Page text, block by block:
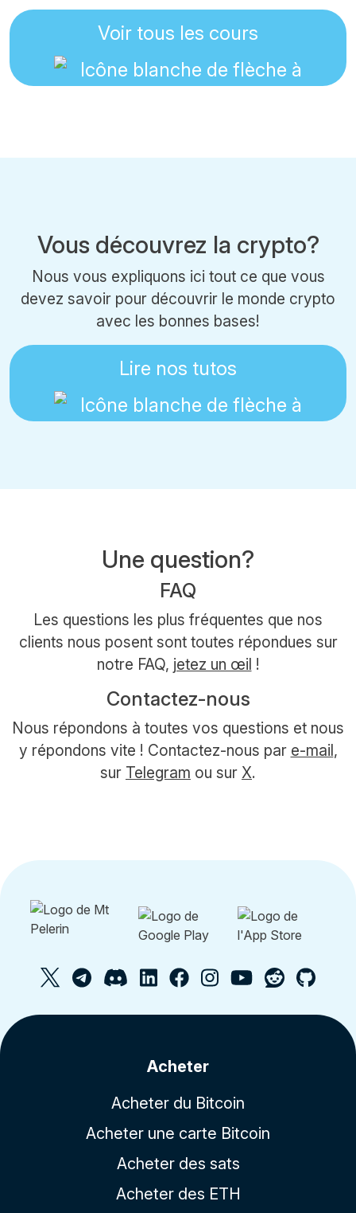
Voir tous les cours
Vous découvrez la crypto?
Nous vous expliquons ici tout ce que vous
devez savoir pour découvrir le monde crypto
avec les bonnes bases!
Lire nos tutos
Une question?
FAQ
Les questions les plus fréquentes que nos
clients nous posent sont toutes répondues sur
notre FAQ, jetez un œil !
Contactez-nous
Nous répondons à toutes vos questions et nous
y répondons vite ! Contactez-nous par e-mail,
sur Telegram ou sur X.
Acheter
Acheter du Bitcoin
Acheter une carte Bitcoin
Acheter des sats
Acheter des ETH